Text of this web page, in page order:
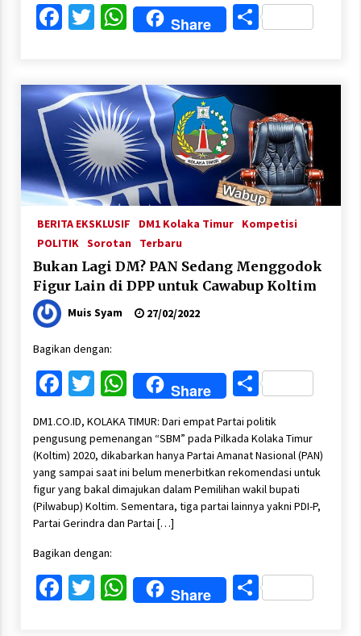
Facebook
Twitter
WhatsApp
Share Share
BERITA EKSKLUSIF DM1 Kolaka Timur
Kompetisi
POLITIK Sorotan Terbaru
Bukan Lagi DM? PAN Sedang Menggodok
Figur Lain di DPP untuk Cawabup Koltim
Muis Syam 27/02/2022
Bagikan dengan:
Facebook
Twitter
WhatsApp
Share Share
DM1.CO.ID, KOLAKA TIMUR: Dari empat Partai politik
pengusung pemenangan “SBM” pada Pilkada Kolaka Timur
(Koltim) 2020, dikabarkan hanya Partai Amanat Nasional (PAN)
yang sampai saat ini belum menerbitkan rekomendasi untuk
figur yang bakal dimajukan dalam Pemilihan wakil bupati
(Pilwabup) Koltim. Sementara, tiga partai lainnya yakni PDI-P,
Partai Gerindra dan Partai […]
Bagikan dengan:
Facebook
Twitter
WhatsApp
Share Share